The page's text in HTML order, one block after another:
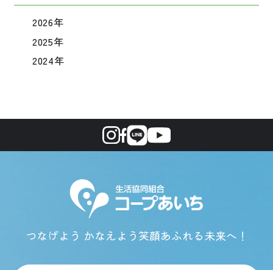
2026年
2025年
2024年
つなげよう かなえよう笑顔あふれる未来へ！